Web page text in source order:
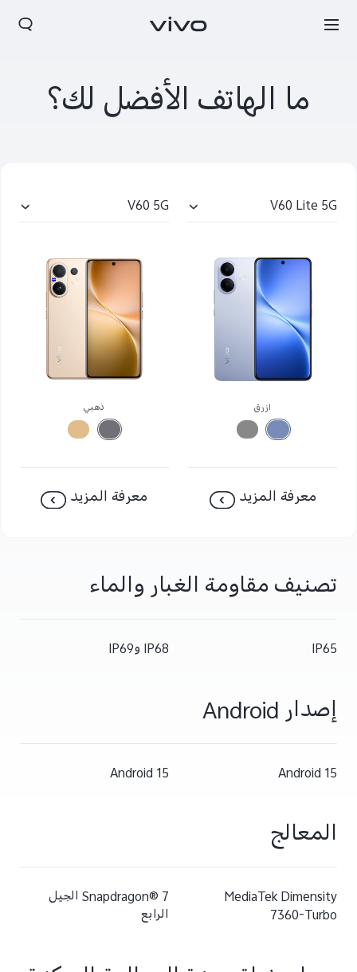
Jordan | حدد البلد/المنطقة
ما الهاتف الأفضل لك؟
V60 Lite 5G
أزرق
معرفة المزيد
V60 5G
ذهبي
معرفة المزيد
تصنيف مقاومة الغبار والماء
IP65 IP68 وIP69
إصدار Android
Android 15
Android 15
المعالج
MediaTek Dimensity
7360-Turbo
Snapdragon® 7 الجيل
الرابع